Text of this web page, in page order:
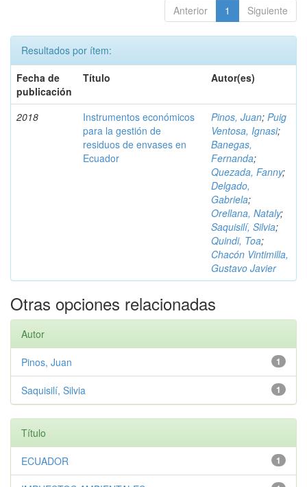
Anterior 1 Siguiente
Resultados por ítem:
Fecha de
publicación
Título Autor(es)
2018
Instrumentos económicos
para la gestión de
residuos de envases en
Ecuador
Pinos, Juan; Puig
Ventosa, Ignasi;
Banegas,
Fernanda;
Quezada, Fanny;
Delgado,
Gabriela;
Orellana, Nataly;
Saquisilí, Silvia;
Quindi, Toa;
Chacón Vintimilla,
Gustavo Javier
Otras opciones relacionadas
Autor
1
Pinos, Juan
1
Saquisilí, Silvia
Título
1
ECUADOR